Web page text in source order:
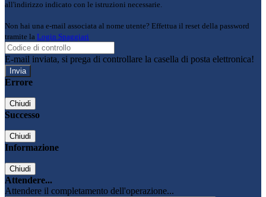
all'indirizzo indicato con le istruzioni necessarie.
Non hai una e-mail associata al nome utente? Effettua il reset della password
tramite la Login Spaggiari
E-mail inviata, si prega di controllare la casella di posta elettronica!
Errore
Chiudi
Successo
Chiudi
Informazione
Chiudi
Attendere...
Attendere il completamento dell'operazione...